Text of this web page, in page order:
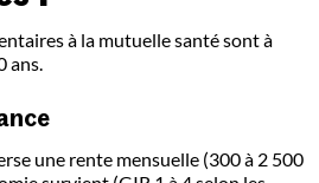
à la mutuelle santé sont à
ans.
une rente mensuelle (300 à 2 500